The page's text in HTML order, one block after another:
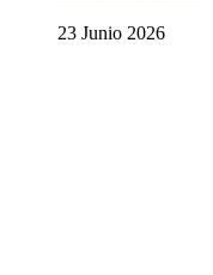
23 Junio 2026